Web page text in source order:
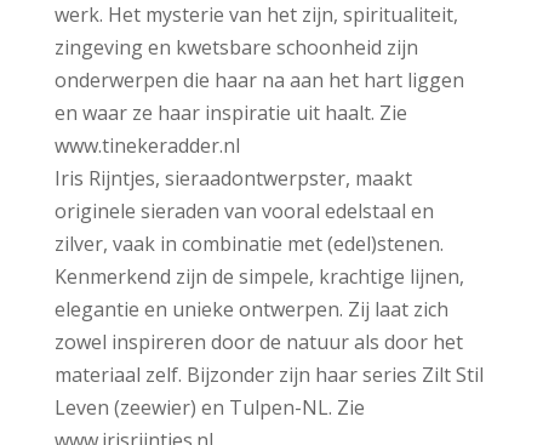
werk. Het mysterie van het zijn, spiritualiteit,
zingeving en kwetsbare schoonheid zijn
onderwerpen die haar na aan het hart liggen
en waar ze haar inspiratie uit haalt. Zie
www.tinekeradder.nl
Iris Rijntjes, sieraadontwerpster, maakt
originele sieraden van vooral edelstaal en
zilver, vaak in combinatie met (edel)stenen.
Kenmerkend zijn de simpele, krachtige lijnen,
elegantie en unieke ontwerpen. Zij laat zich
zowel inspireren door de natuur als door het
materiaal zelf. Bijzonder zijn haar series Zilt Stil
Leven (zeewier) en Tulpen-NL. Zie